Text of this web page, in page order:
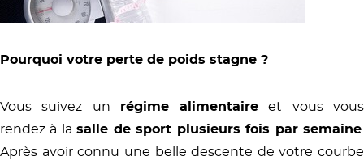
Pourquoi votre perte de poids stagne ?
Vous suivez un régime alimentaire et vous vous
rendez à lasalle de sport plusieurs fois par semaine.
Après avoir connu une belle descente de votre courbe